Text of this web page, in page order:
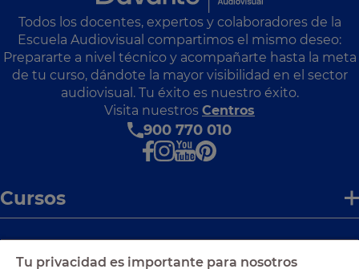
Todos los docentes, expertos y colaboradores de la
Escuela Audiovisual compartimos el mismo deseo:
Prepararte a nivel técnico y acompañarte hasta la meta
de tu curso, dándote la mayor visibilidad en el sector
audiovisual. Tu éxito es nuestro éxito.
Visita nuestros Centros
900 770 010
Cursos
Enlaces de interés
Tu privacidad es importante para nosotros